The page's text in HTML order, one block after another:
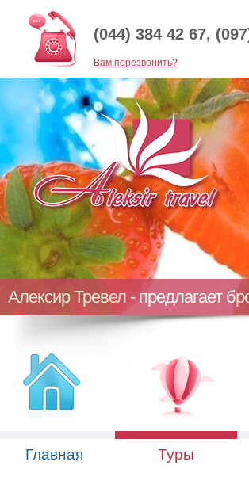
(044) 384 42 67,
Baм перезвонить?
Алексир Тревел - предлагает
Главная Туры